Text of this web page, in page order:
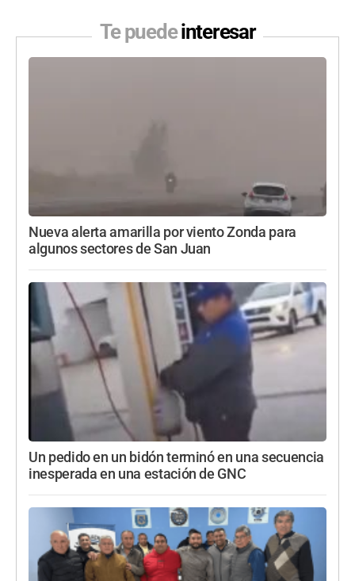
Te puedeinteresar
Nueva alerta amarilla por viento Zonda para
algunos sectores de San Juan
Un pedido en un bidón terminó en una secuencia
inesperada en una estación de GNC